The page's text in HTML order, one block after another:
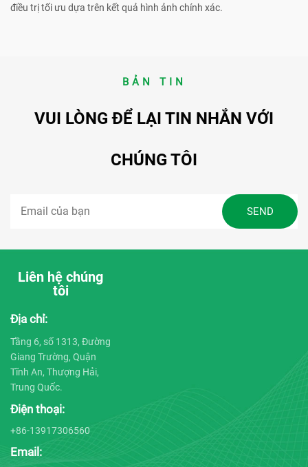
điều trị tối ưu dựa trên kết quả hình ảnh chính xác.
BẢN TIN
VUI LÒNG ĐỂ LẠI TIN NHẮN VỚI
CHÚNG TÔI
Liên hệ chúng
tôi
Địa chỉ:
Tầng 6, số 1313, Đường
Giang Trường, Quận
Tĩnh An, Thượng Hải,
Trung Quốc.
Điện thoại:
+86-13917306560
Email: